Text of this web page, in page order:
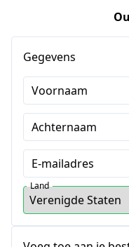
Gegevens
Voornaam
Achternaam
E-mailadres
Land